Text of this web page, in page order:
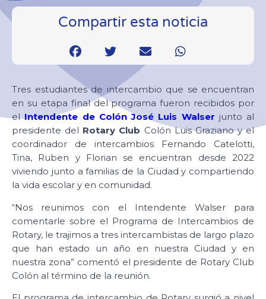
Compartir esta noticia
Tres estudiantes de intercambio que se encuentran
en su etapa final del programa fueron recibidos por
elIntendente de Colón José Luis Walser junto al
presidente del Rotary Club Colón Luis Graziano y el
coordinador de intercambios Fernando Catelotti,
Tina, Ruben y Florian se encuentran desde 2022
viviendo junto a familias de la Ciudad y compartiendo
la vida escolar y en comunidad.
“Nos reunimos con el Intendente Walser para
comentarle sobre el Programa de Intercambios de
Rotary, le trajimos a tres intercambistas de largo plazo
que han estado un año en nuestra Ciudad y en
nuestra zona” comentó el presidente de Rotary Club
Colón al término de la reunión.